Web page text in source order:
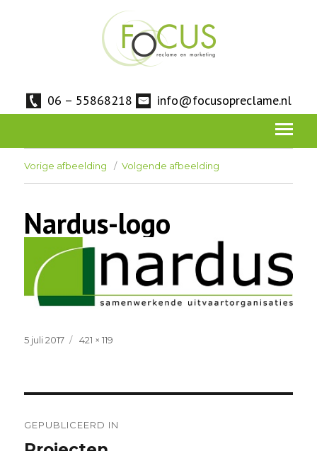
06 – 55868218 info@focusopreclame.nl
Vorige afbeelding Volgende afbeelding
Nardus-logo
Geplaatst
5 juli 2017
Volledige
421 × 119
navigatie
GEPUBLICEERD IN